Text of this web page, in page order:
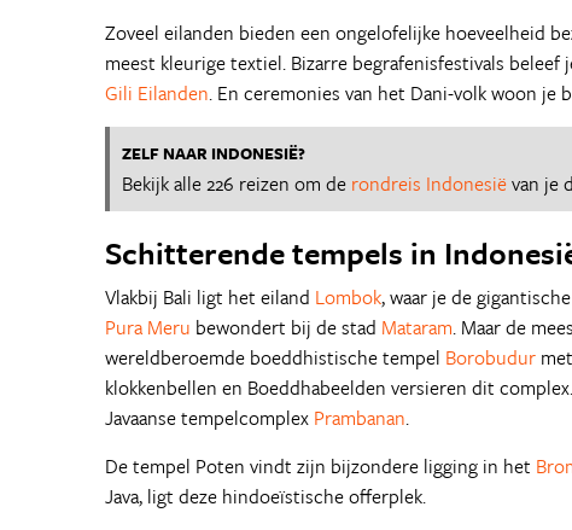
Zoveel eilanden bieden een ongelofelijke hoeveelheid
meest kleurige textiel. Bizarre begrafenisfestivals
Gili Eilanden. En ceremonies van het Dani-volk woon je
ZELF NAAR INDONESIË?
Bekijk alle 226 reizen om de rondreis Indonesiëvan je
Schitterende tempels in
Vlakbij Bali ligt het eiland Lombok, waar je de
Pura Meru bewondert bij de stad Mataram. Maar de
wereldberoemde boeddhistische tempel Borobudur
klokkenbellen en Boeddhabeelden versieren dit
Javaanse tempelcomplex Prambanan.
De tempel Poten vindt zijn bijzondere ligging in het
Java, ligt deze hindoeïstische offerplek.